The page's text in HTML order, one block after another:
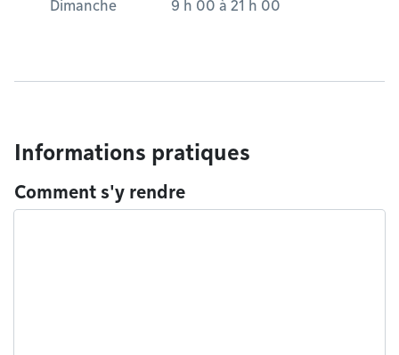
Dimanche
9 h 00 à 21 h 00
Informations pratiques
Comment s'y rendre